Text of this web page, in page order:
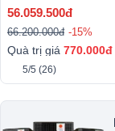
BIK BPR-5800, BIK
56.059.500đ
66.200.000đ -15%
Quà trị giá 770.000đ
5/5 (26)